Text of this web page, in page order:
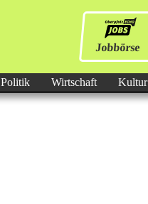
Jobbörse
Politik Wirtschaft Kultur